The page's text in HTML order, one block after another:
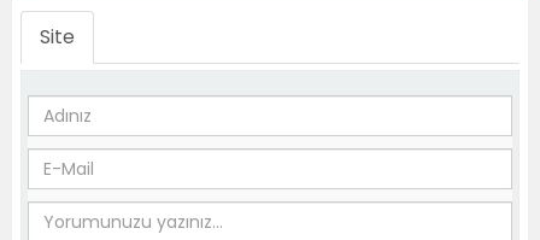
Site